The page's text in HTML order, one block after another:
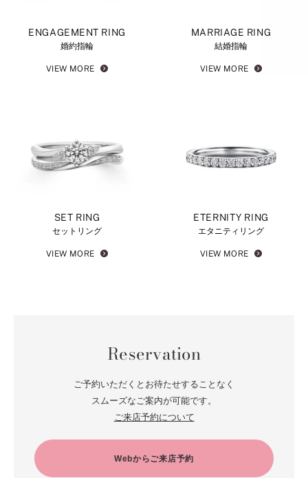
ENGAGEMENT RING
婚約指輪
VIEW MORE
MARRIAGE RING
結婚指輪
VIEW MORE
SET RING
セットリング
VIEW MORE
ETERNITY RING
エタニティリング
VIEW MORE
Reservation
ご予約いただくとお待たせすることなく
スムーズなご案内が可能です。
ご来店予約について
Webからご来店予約